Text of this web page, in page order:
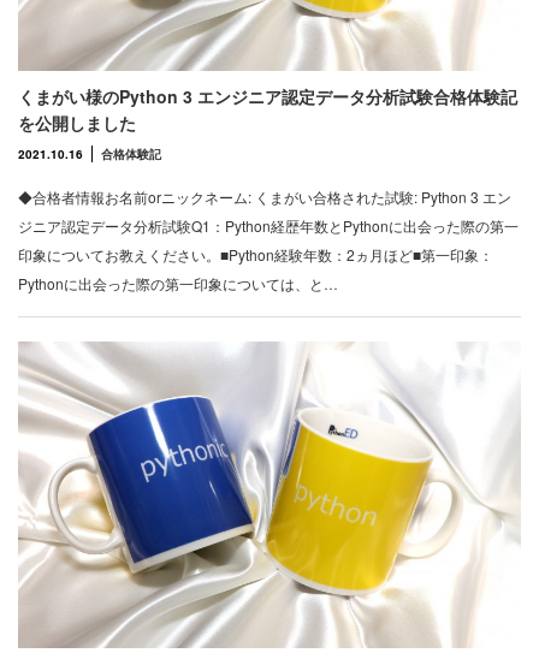
くまがい様のPython 3 エンジニア認定データ分析試験合格体験記
を公開しました
2021.10.16 合格体験記
◆合格者情報お名前orニックネーム: くまがい合格された試験: Python 3 エン
ジニア認定データ分析試験Q1：Python経歴年数とPythonに出会った際の第一
印象についてお教えください。■Python経験年数：2ヵ月ほど■第一印象：
Pythonに出会った際の第一印象については、と…